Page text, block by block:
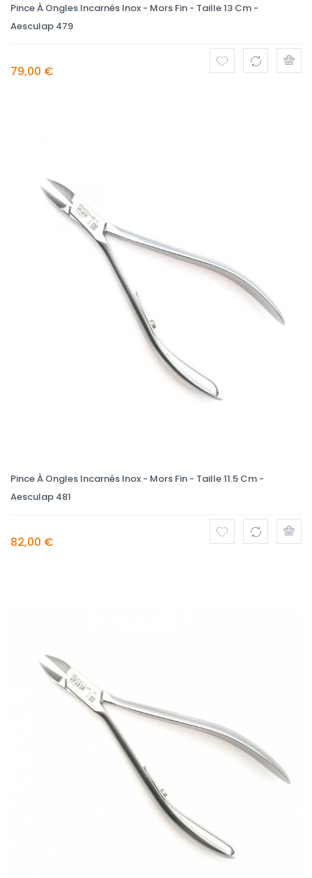
Pince À Ongles Incarnés Inox - Mors Fin - Taille 13 Cm -
Aesculap 479
79,00 €
Pince À Ongles Incarnés Inox - Mors Fin - Taille 11.5 Cm -
Aesculap 481
82,00 €